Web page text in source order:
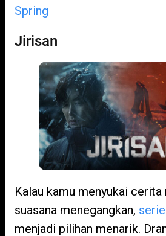
Spring
Jirisan
Kalau kamu menyukai
suasana menegangkan,
menjadi pilihan menarik.